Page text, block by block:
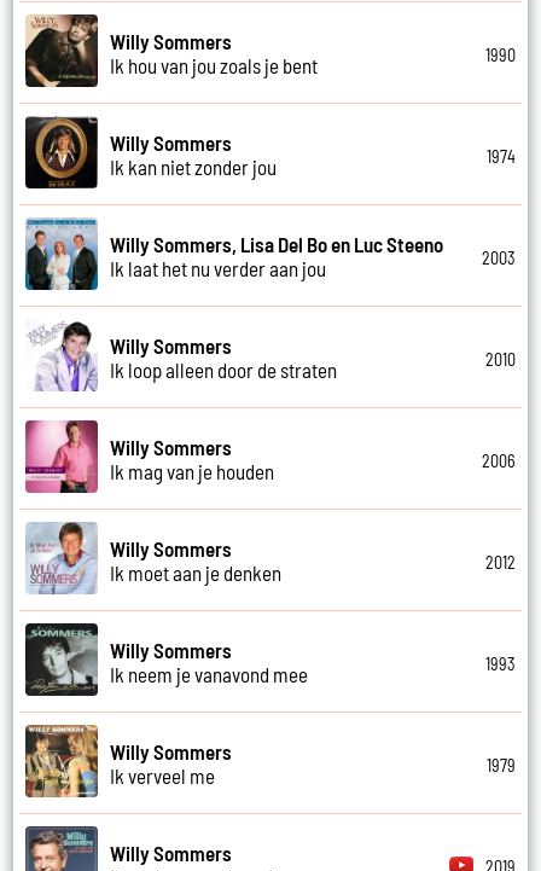
Willy Sommers
Ik hou van jou zoals je bent
1990
Willy Sommers
Ik kan niet zonder jou
1974
Willy Sommers, Lisa Del Bo en Luc Steeno
Ik laat het nu verder aan jou
2003
Willy Sommers
Ik loop alleen door de straten
2010
Willy Sommers
Ik mag van je houden
2006
Willy Sommers
Ik moet aan je denken
2012
Willy Sommers
Ik neem je vanavond mee
1993
Willy Sommers
Ik verveel me
1979
Willy Sommers
2019